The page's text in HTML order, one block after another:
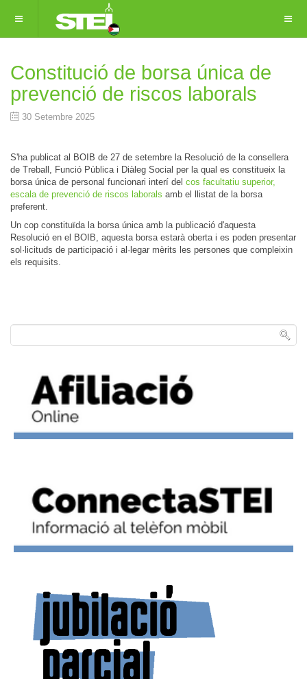
Constitució de borsa única de
prevenció de riscos laborals
30 Setembre 2025
S'ha publicat al BOIB de 27 de setembre la Resolució de la consellera
de Treball, Funció Pública i Diàleg Social per la qual es constitueix la
borsa única de personal funcionari interí del cos facultatiu superior,
escala de prevenció de riscos laborals amb el llistat de la borsa
preferent.
Un cop constituïda la borsa única amb la publicació d'aquesta
Resolució en el BOIB, aquesta borsa estarà oberta i es poden presentar
sol·licituds de participació i al·legar mèrits les persones que compleixin
els requisits.